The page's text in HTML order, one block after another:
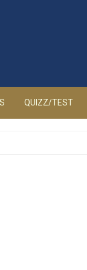
QUIZZ/TEST